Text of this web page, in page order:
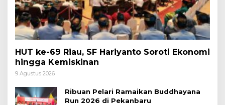
HUT ke-69 Riau, SF Hariyanto Soroti Ekonomi
hingga Kemiskinan
9 Agustus 2026
Ribuan Pelari Ramaikan Buddhayana
Run 2026 di Pekanbaru